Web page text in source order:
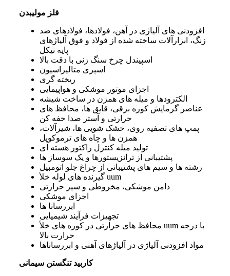
فلز مولیبدن
افزودنی ‌های آلیاژی در آهن، فولادها، فولادهای ضد
زنگ، ابزارآلات ساخته ‌شده از فولاد و فوق آلیاژهای
پایه نیکل
اسپیندل چرخ سنگ ‌زنی با دقت بالا
اسپری متالیزاسیون
ریخته ‌گری
اجزای موتور موشکی و هواپیمایی
الکترودها و میله‌ های همزن در ساخت شیشه
عناصر گرمایش کوره برقی، قایق ‌ها، محافظ‌ های
حرارتی و آستر صدا خفه کن
پمپ ‌های تصفیه روی، خشک‌ شویی ‌ها، شیرآلات،
همزن ‌ها و چاه ‌های ترموکوپل
تولید میله کنترل راکتور هسته ‌ای
پشتیبانی از ترانزیستورها و یک ‌سوساز ها
رشته ‌ها و سیم‌ های پشتیبانی از چراغ جلو اتومبیل
گیرنده‌ های لوله خلأ uum
دامن موشکی، مخروطی و سپر حرارتی
اجزای موشکی
ابررسانا ها
تجهیزات فرآیند شیمیایی
محافظ ‌های حرارتی در کوره‌ های خلأ uum با درجه
حرارت بالا
مواد افزودنی آلیاژی در آلیاژهای آهنی و ابررساناها
کاربید تنگستن سیمانی